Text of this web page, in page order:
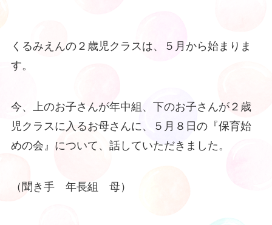
くるみえんの２歳児クラスは、５月から始まりま
す。
今、上のお子さんが年中組、下のお子さんが２歳
児クラスに入るお母さんに、５月８日の『保育始
めの会』について、話していただきました。
（聞き手 年長組 母）